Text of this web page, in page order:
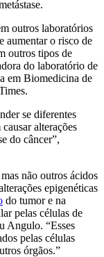
outros laboratórios
aumentar o risco de
outros tipos de
do laboratório de
em Biomedicina de
se diferentes
alterações
do câncer”,
não outros ácidos
epigenéticas
do tumor e na
pelas células de
Angulo. “Esses
pelas células
órgãos.”